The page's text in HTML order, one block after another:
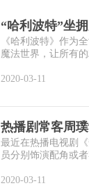
“哈利波特”坐
《哈利波特》作为
魔法世界，让所有
2020-03-11
热播剧常客周
最近在热播电视剧
员分别饰演配角或
2020-03-11